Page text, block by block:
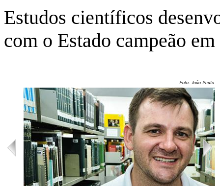
Estudos científicos
com o Estado campeão
Foto: João Paulo